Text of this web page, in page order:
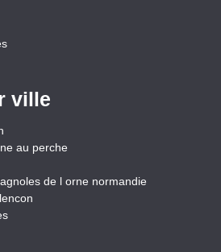
ville
au perche
de l orne normandie